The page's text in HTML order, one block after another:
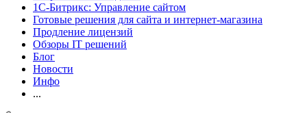
1С-Битрикс: Управление сайтом
Готовые решения для сайта и интернет-магазина
Продление лицензий
Обзоры IT решений
Блог
Новости
Инфо
...